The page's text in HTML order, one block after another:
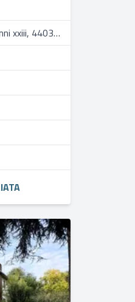
Tresignana, Via giovanni xxiii, 44039 tresigallo fe, italia